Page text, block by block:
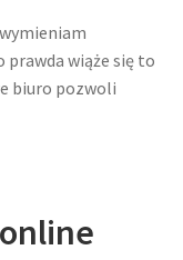
prawda wiąże się to
biuro pozwoli